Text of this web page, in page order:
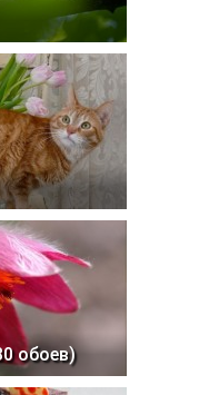
обоев)